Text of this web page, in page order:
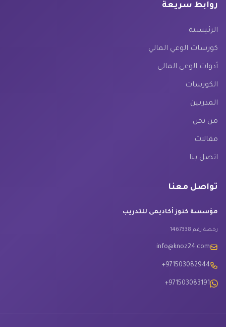
روابط سريعة
الرئيسية
كورسات الوعي المالي
أدوات الوعي المالي
الكورسات
المدربين
من نحن
مقالات
اتصل بنا
تواصل معنا
مؤسسة كنوز أكاديمى للتدريب
رخصة رقم 1467338
info@knoz24.com
+971503082944
+971503083191